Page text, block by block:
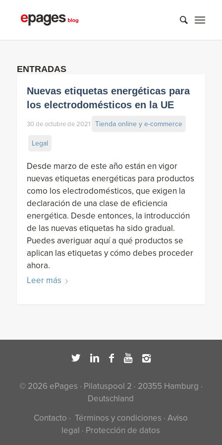
ENTRADAS
Nuevas etiquetas energéticas para
los electrodomésticos en la UE
30 de octubre de 2021 Tienda online y e-commerce
Legal
Desde marzo de este año están en vigor
nuevas etiquetas energéticas para productos
como los electrodomésticos, que exigen la
declaración de una clase de eficiencia
energética. Desde entonces, la introducción
de las nuevas etiquetas ha sido gradual.
Puedes averiguar aquí a qué productos se
aplican las etiquetas y cómo debes proceder
ahora.
Leer más
© 2026 ePages · Pilatuspool 2 · 20355 Hamburg ·
Deutschland
Contacto · Términos y condiciones ·Aviso
legal · Protección de datos